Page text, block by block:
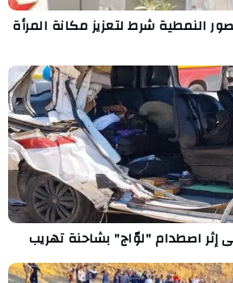
النمطية شرط لتعزيز مكانة المرأة
إثر اصطدام "لوّاج" بشاحنة تهريب